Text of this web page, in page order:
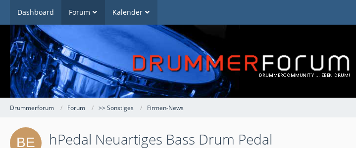
Dashboard Forum Kalender
Drummerforum Forum >> Sonstiges Firmen-News
hPedal Neuartiges Bass Drum Pedal